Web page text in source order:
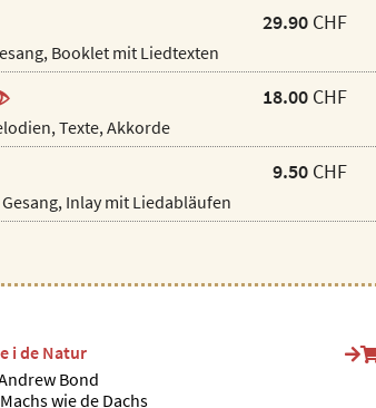
29.90CHF
Booklet mit Liedtexten
18.00CHF
Texte, Akkorde
9.50CHF
Inlay mit Liedabläufen
i de Natur
Bond
Machs wie de Dachs